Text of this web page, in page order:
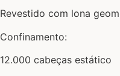
Revestido com lona
Confinamento:
12.000 cabeças estático